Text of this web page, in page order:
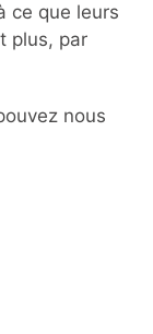
ce que leurs
plus, par
nous